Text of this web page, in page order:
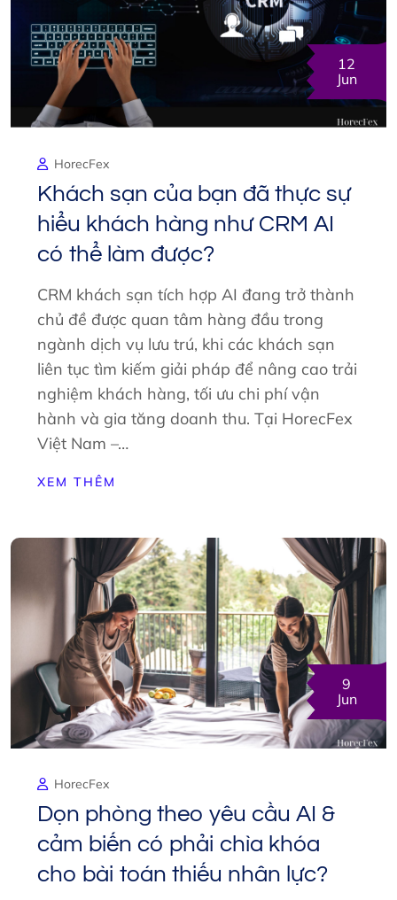
12
Jun
HorecFex
Khách sạn của bạn đã thực sự
hiểu khách hàng như CRM AI
có thể làm được?
CRM khách sạn tích hợp AI đang trở thành
chủ đề được quan tâm hàng đầu trong
ngành dịch vụ lưu trú, khi các khách sạn
liên tục tìm kiếm giải pháp để nâng cao trải
nghiệm khách hàng, tối ưu chi phí vận
hành và gia tăng doanh thu. Tại HorecFex
Việt Nam –…
XEM THÊM
9
Jun
HorecFex
Dọn phòng theo yêu cầu AI &
cảm biến có phải chìa khóa
cho bài toán thiếu nhân lực?